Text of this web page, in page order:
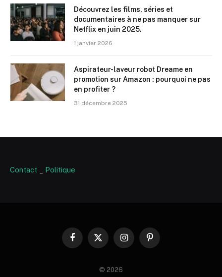
Découvrez les films, séries et
documentaires à ne pas manquer sur
Netflix en juin 2025.
1 janvier 2026
Aspirateur-laveur robot Dreame en
promotion sur Amazon : pourquoi ne pas
en profiter ?
31 décembre 2025
Contact Politique
Facebook
X
InstagramPinterest
© 2026